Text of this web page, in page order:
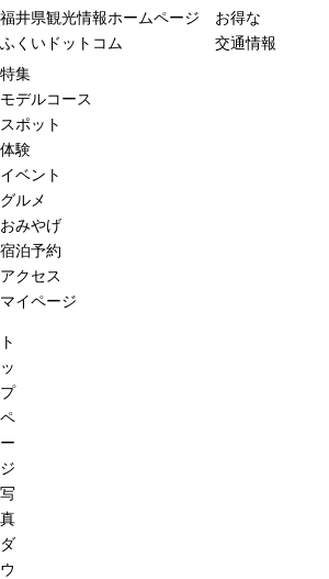
福井県観光情報ホームページ
ふくいドットコム
お得な
交通情報
特集
モデルコース
スポット
体験
イベント
グルメ
おみやげ
宿泊予約
アクセス
マイページ
ト
ッ
プ
ペ
ー
ジ
写
真
ダ
ウ